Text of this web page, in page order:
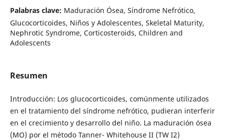
Palabras clave: Maduración Ósea, Síndrome Nefrótico,
Glucocorticoides, Niños y Adolescentes, Skeletal Maturity,
Nephrotic Syndrome, Corticosteroids, Children and
Adolescents
Resumen
Introducción: Los glucocorticoides, comúnmente utilizados
en el tratamiento del síndrome nefrótico, pudieran interferir
en el crecimiento y desarrollo del niño. La maduración ósea
(MO) por el método Tanner- Whitehouse II (TW I2)